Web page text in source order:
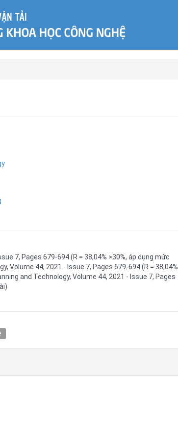
7, Pages 679-694 (R = 38,04% >30%, áp dụng mức
Volume 44, 2021 - Issue 7, Pages 679-694 (R = 38,04%
and Technology, Volume 44, 2021 - Issue 7, Pages